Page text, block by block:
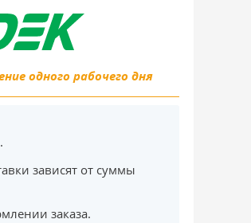
одного рабочего дня
зависят от суммы
заказа.